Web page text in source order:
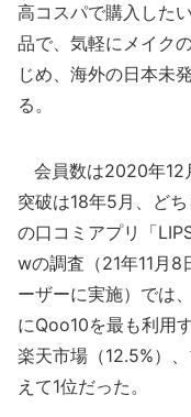
高コスパで購入した
品で、気軽にメイク
じめ、海外の日本未
る。
会員数は2020年12
突破は18年5月、ど
の口コミアプリ「
wの調査（21年11月
ーザーに実施）では
にQoo10を最も利用
楽天市場（12.5%）
えて1位だった。